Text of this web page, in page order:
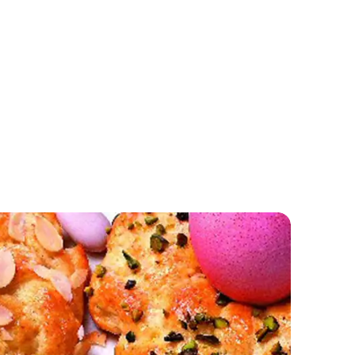
Mini ražane kajzerice